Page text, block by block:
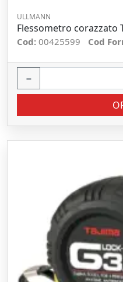
ULLMANN
Flessometro corazzato
Cod: 00425599 Cod
−